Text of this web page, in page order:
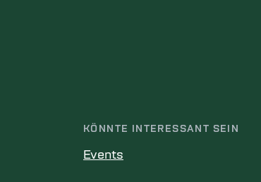
KÖNNTE INTERESSANT SEIN
Events